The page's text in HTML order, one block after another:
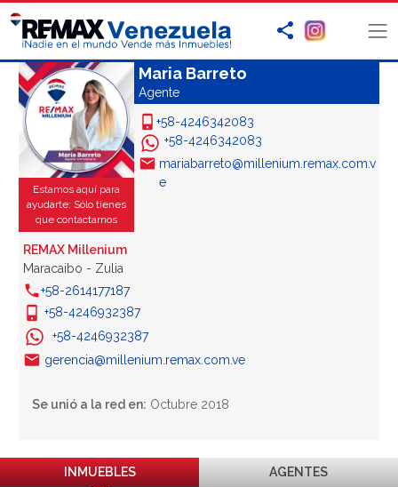
Estamos aquí para
ayudarte: Sólo tienes
que contactarnos
Maria Barreto
Agente
+58-4246342083
+58-4246342083
mariabarreto@millenium.remax.com.v
e
REMAX Millenium
Maracaibo - Zulia
+58-2614177187
+58-4246932387
+58-4246932387
gerencia@millenium.remax.com.ve
Se unió a la red en: Octubre 2018
INMUEBLES AGENTES